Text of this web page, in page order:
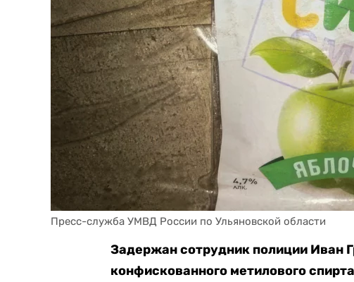
Задержан сотрудник полиции Иван
конфискованного метилового